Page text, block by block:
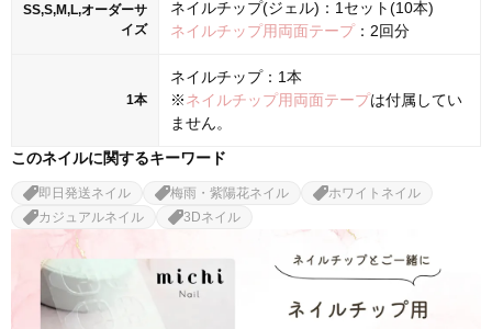
SS,S,M,L,オーダーサ
イズ
ネイルチップ(ジェル)：1セット(10本)
ネイルチップ用両面テープ：2回分
1本
ネイルチップ：1本
※ネイルチップ用両面テープは付属してい
ません。
このネイルに関するキーワード
即日発送ネイル 梅雨・紫陽花ネイル
ホワイトネイル
カジュアルネイル
3Dネイル